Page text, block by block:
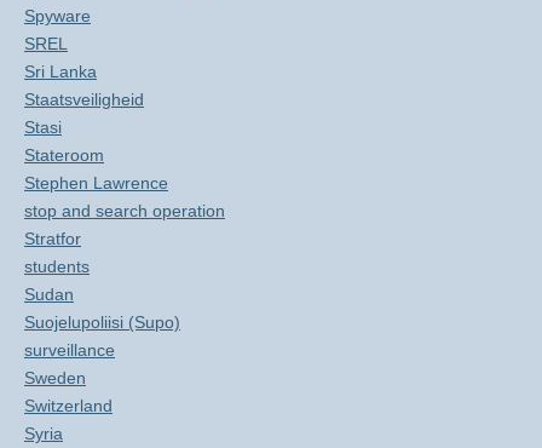
Spyware
SREL
Sri Lanka
Staatsveiligheid
Stasi
Stateroom
Stephen Lawrence
stop and search operation
Stratfor
students
Sudan
Suojelupoliisi (Supo)
surveillance
Sweden
Switzerland
Syria